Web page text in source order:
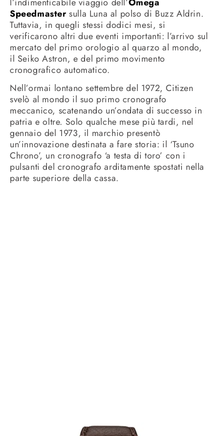
Speedmastersulla Luna al polso di Buzz Aldrin.
Tuttavia, in quegli stessi dodici mesi, si
verificarono altri due eventi importanti: l’arrivo sul
mercato del primo orologio al quarzo al mondo,
il Seiko Astron, e del primo movimento
cronografico automatico.
Nell’ormai lontano settembre del 1972, Citizen
svelò al mondo il suo primo cronografo
meccanico, scatenando un’ondata di successo in
patria e oltre. Solo qualche mese più tardi, nel
gennaio del 1973, il marchio presentò
un’innovazione destinata a fare storia: il ‘Tsuno
Chrono’, un cronografo ‘a testa di toro’ con i
pulsanti del cronografo arditamente spostati nella
parte superiore della cassa.